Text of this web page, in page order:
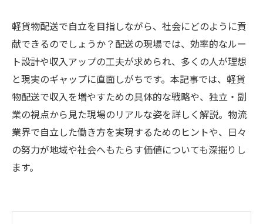
軽貨物配送で自立を目指しながら、社会にどのように貢
献できるのでしょうか？配送の現場では、効率的なルー
ト設計や収入アップの工夫が求められ、多くの人が理想
と現実のギャップに直面しがちです。本記事では、軽貨
物配送で収入を増やすための具体的な戦略や、独立・副
業の視点から見た現場のリアルな姿を詳しく解説。物流
業界で自立した働き方を実現するためのヒントや、日々
の努力が地域や社会へもたらす価値についても深掘りし
ます。